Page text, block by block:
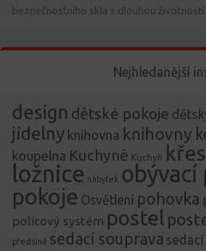
bezpečnostního skla s dlouhou životností.
Nejhledanější
design dětské pokoje
jídelny knihovna knihovny
koupelna Kuchyně Kuchyň
ložnice nábytek obývací
pokoje Osvětlení pohovka
policový systém postel
předsíně sedací souprava